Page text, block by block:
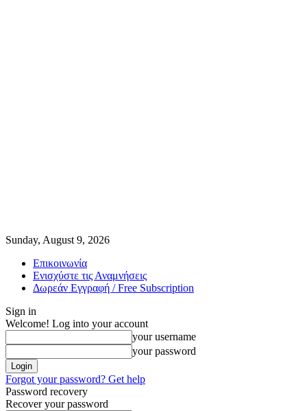
Sunday, August 9, 2026
Επικοινωνία
Ενισχύστε τις Αναμνήσεις
Δωρεάν Εγγραφή / Free Subscription
Sign in
Welcome! Log into your account
your username
your password
Forgot your password? Get help
Password recovery
Recover your password